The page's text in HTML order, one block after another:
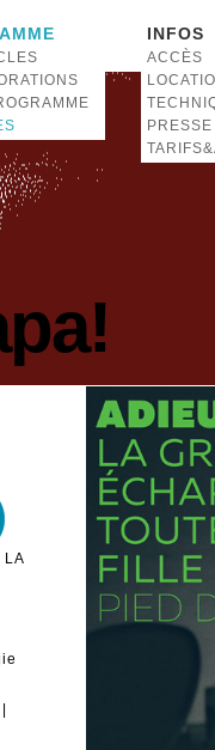
INFOS
ACCÈS
PRESSE
LA